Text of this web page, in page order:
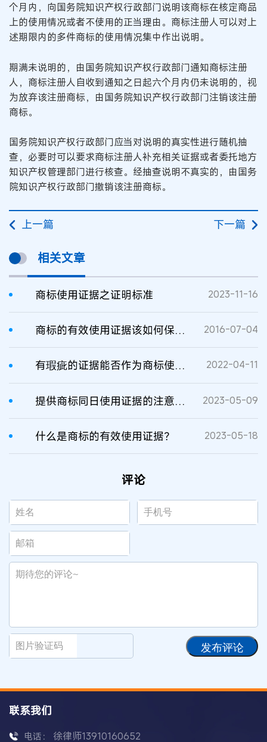
个月内，向国务院知识产权行政部门说明该商标在核定商品
上的使用情况或者不使用的正当理由。商标注册人可以对上
述期限内的多件商标的使用情况集中作出说明。
期满未说明的，由国务院知识产权行政部门通知商标注册
人，商标注册人自收到通知之日起六个月内仍未说明的，视
为放弃该注册商标，由国务院知识产权行政部门注销该注册
商标。
国务院知识产权行政部门应当对说明的真实性进行随机抽
查，必要时可以要求商标注册人补充相关证据或者委托地方
知识产权管理部门进行核查。经抽查说明不真实的，由国务
院知识产权行政部门撤销该注册商标。
上一篇 下一篇
相关文章
商标使用证据之证明标准 2023-11-16
商标的有效使用证据该如何保存？ 2016-07-04
有瑕疵的证据能否作为商标使用证据？ 2022-04-11
提供商标同日使用证据的注意事项 2023-05-09
什么是商标的有效使用证据？ 2023-05-18
评论
发布评论
联系我们
电话： 徐律师13910160652